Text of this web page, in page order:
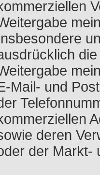
Mail- und
deren
der Markt-